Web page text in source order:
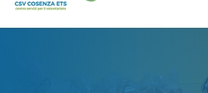
Team
cittadini